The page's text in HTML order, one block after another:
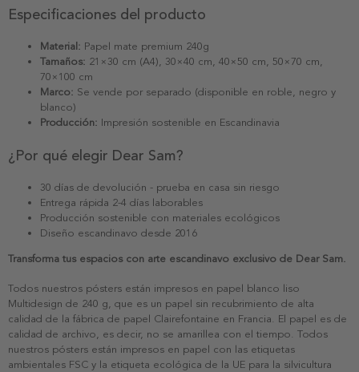
Especificaciones del producto
Material: Papel mate premium 240g
Tamaños: 21×30 cm (A4), 30×40 cm, 40×50 cm, 50×70 cm,
70×100 cm
Marco: Se vende por separado (disponible en roble, negro y
blanco)
Producción: Impresión sostenible en Escandinavia
¿Por qué elegir Dear Sam?
30 días de devolución - prueba en casa sin riesgo
Entrega rápida 2-4 días laborables
Producción sostenible con materiales ecológicos
Diseño escandinavo desde 2016
Transforma tus espacios con arte escandinavo exclusivo de Dear Sam.
Todos nuestros pósters están impresos en papel blanco liso
Multidesign de 240 g, que es un papel sin recubrimiento de alta
calidad de la fábrica de papel Clairefontaine en Francia. El papel es de
calidad de archivo, es decir, no se amarillea con el tiempo. Todos
nuestros pósters están impresos en papel con las etiquetas
ambientales FSC y la etiqueta ecológica de la UE para la silvicultura